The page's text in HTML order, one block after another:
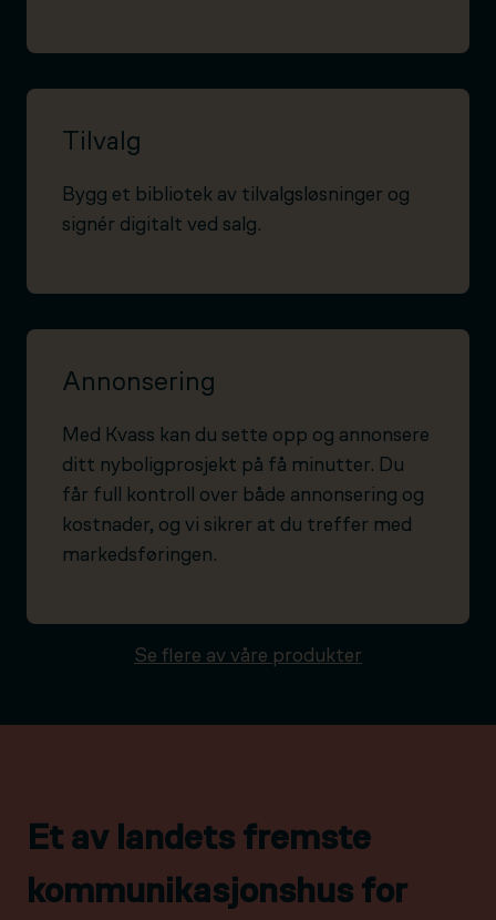
Tilvalg
Bygg et bibliotek av tilvalgsløsninger og
signér digitalt ved salg.
Annonsering
Med Kvass kan du sette opp og annonsere
ditt nyboligprosjekt på få minutter. Du
får full kontroll over både annonsering og
kostnader, og vi sikrer at du treffer med
markedsføringen.
Se flere av våre produkter
Et av landets fremste
kommunikasjonshus for